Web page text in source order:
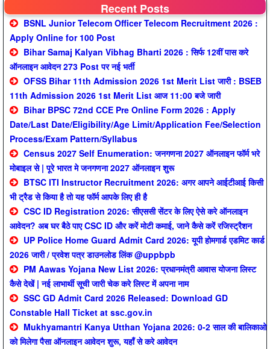
Recent Posts
BSNL Junior Telecom Officer Telecom Recruitment 2026 :
Apply Online for 100 Post
Bihar Samaj Kalyan Vibhag Bharti 2026 : सिर्फ 12वीं पास करे
ऑनलाइन आवेदन 273 Post पर नई भर्ती
OFSS Bihar 11th Admission 2026 1st Merit List जारी : BSEB
11th Admission 2026 1st Merit List आज 11:00 बजे जारी
Bihar BPSC 72nd CCE Pre Online Form 2026 : Apply
Date/Last Date/Eligibility/Age Limit/Application Fee/Selection
Process/Exam Pattern/Syllabus
Census 2027 Self Enumeration: जनगणना 2027 ऑनलाइन फॉर्म भरे
मोबाइल से | पूरे भारत मे जनगणना 2027 ऑनलाइन शुरू
BTSC ITI Instructor Recruitment 2026: अगर आपने आईटीआई किसी
भी ट्रैड से किया है तो यह फॉर्म आपके लिए ही है
CSC ID Registration 2026: सीएससी सेंटर के लिए ऐसे करे ऑनलाइन
आवेदन? अब घर बैठे पाए CSC ID और करें मोटी कमाई, जाने कैसे करें रजिस्ट्रैशन
UP Police Home Guard Admit Card 2026: यूपी होमगार्ड एडमिट कार्ड
2026 जारी / प्रवेश पत्र डाउनलोड लिंक @uppbpb
PM Aawas Yojana New List 2026: प्रधानमंत्री आवास योजना लिस्ट
कैसे देखें | नई लाभार्थी सूची जारी चेक करे लिस्ट में अपना नाम
SSC GD Admit Card 2026 Released: Download GD
Constable Hall Ticket at ssc.gov.in
Mukhyamantri Kanya Utthan Yojana 2026: 0-2 साल की बालिकाओ
को मिलेगा पैसा ऑनलाइन आवेदन शुरू, यहाँ से करे आवेदन